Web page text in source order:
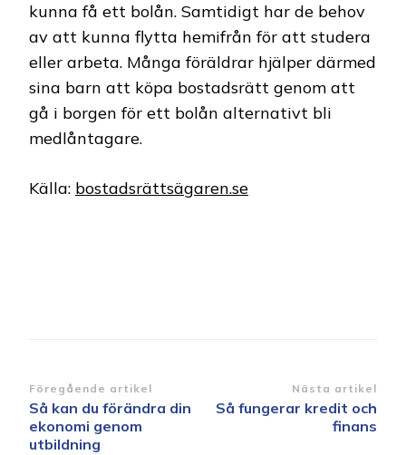
kunna få ett bolån. Samtidigt har de behov
av att kunna flytta hemifrån för att studera
eller arbeta. Många föräldrar hjälper därmed
sina barn att köpa bostadsrätt genom att
gå i borgen för ett bolån alternativt bli
medlåntagare.
Källa: bostadsrättsägaren.se
Inläggsnavigering
Föregående artikel
Så kan du förändra din
ekonomi genom
utbildning
Nästa artikel
Så fungerar kredit och
finans